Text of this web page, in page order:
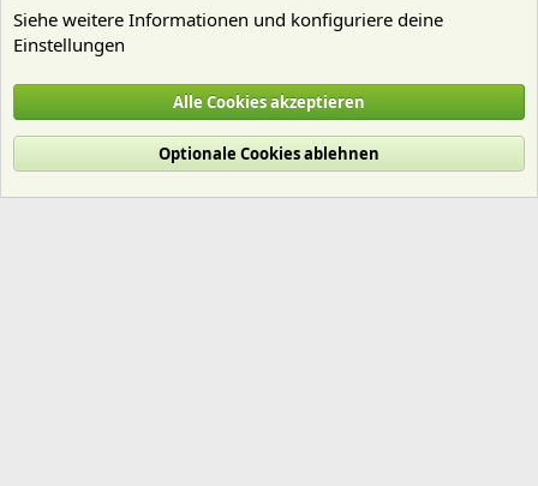
Cookies
Deutsch (Du)
Nutzungsbedingungen
Datenschutz Hilfe und Impressum
R
Siehe weitere Informationen und konfiguriere deine
Einstellungen
Alle Cookies akzeptieren
Optionale Cookies ablehnen